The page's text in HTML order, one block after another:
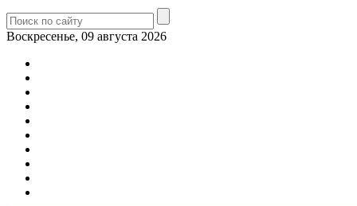
Воскресенье, 09 августа 2026